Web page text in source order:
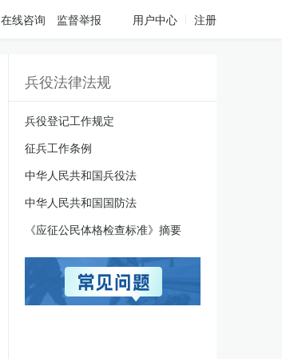
在线咨询 监督举报 用户中心 注册
兵役法律法规
兵役登记工作规定
征兵工作条例
中华人民共和国兵役法
中华人民共和国国防法
《应征公民体格检查标准》摘要